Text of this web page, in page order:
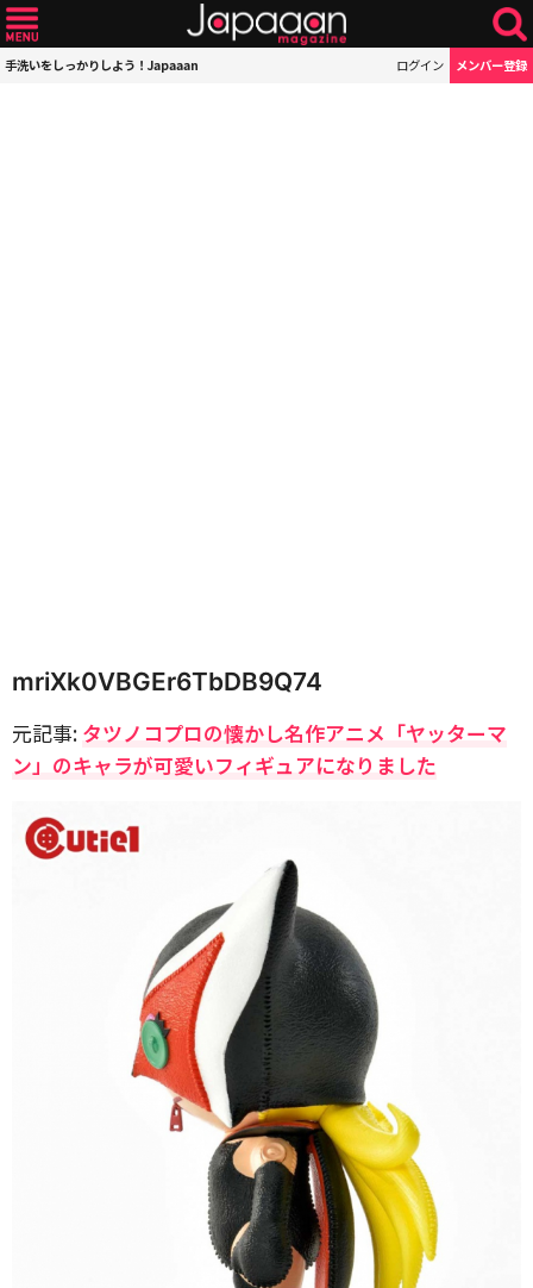
手洗いをしっかりしよう！Japaaan ログイン メンバー登録
mriXk0VBGEr6TbDB9Q74
元記事: タツノコプロの懐かし名作アニメ「ヤッターマ
ン」のキャラが可愛いフィギュアになりました